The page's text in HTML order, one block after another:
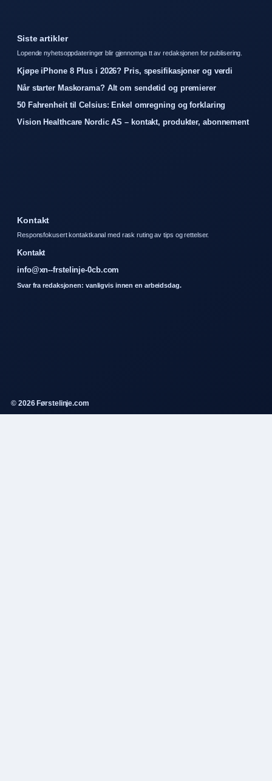
Siste artikler
Lopende nyhetsoppdateringer blir gjennomga tt av redaksjonen for publisering.
Kjøpe iPhone 8 Plus i 2026? Pris, spesifikasjoner og verdi
Når starter Maskorama? Alt om sendetid og premierer
50 Fahrenheit til Celsius: Enkel omregning og forklaring
Vision Healthcare Nordic AS – kontakt, produkter, abonnement
Kontakt
Responsfokusert kontaktkanal med rask ruting av tips og rettelser.
Kontakt
info@xn--frstelinje-0cb.com
Svar fra redaksjonen: vanligvis innen en arbeidsdag.
© 2026 Førstelinje.com